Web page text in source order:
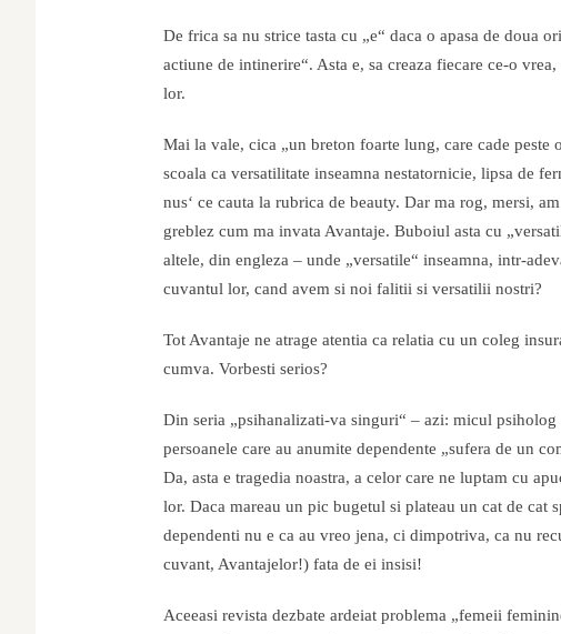
De frica sa nu strice tasta cu „e“ daca o apasa de doua
actiune de intinerire“. Asta e, sa creaza fiecare ce-o
lor.
Mai la vale, cica „un breton foarte lung, care cade peste
scoala ca versatilitate inseamna nestatornicie, lipsa de
nus‘ ce cauta la rubrica de beauty. Dar ma rog, mersi,
greblez cum ma invata Avantaje. Buboiul asta cu
altele, din engleza – unde „versatile“ inseamna, intr-
cuvantul lor, cand avem si noi falitii si versatilii nostri?
Tot Avantaje ne atrage atentia ca relatia cu un coleg
cumva. Vorbesti serios?
Din seria „psihanalizati-va singuri“ – azi: micul
persoanele care au anumite dependente „sufera de un
Da, asta e tragedia noastra, a celor care ne luptam cu
lor. Daca mareau un pic bugetul si plateau un cat de
dependenti nu e ca au vreo jena, ci dimpotriva, ca nu
cuvant, Avantajelor!) fata de ei insisi!
Aceeasi revista dezbate ardeiat problema „femeii